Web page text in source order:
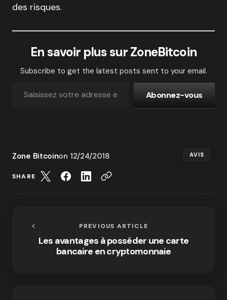
des risques.
En savoir plus sur ZoneBitcoin
Subscribe to get the latest posts sent to your email.
Abonnez-vous
Zone Bitcoinon 12/24/2018 AVIS
SHARE
PREVIOUS ARTICLE
Les avantages à posséder une carte
bancaire en cryptomonnaie